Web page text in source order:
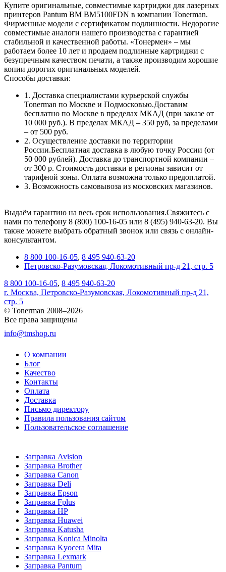
Купите оригинальные, совместимые картриджи для лазерных
принтеров Pantum BM BM5100FDN в компании Tonerman.
Фирменные модели с сертификатом подлинности. Недорогие
совместимые аналоги нашего производства с гарантией
стабильной и качественной работы. «Тонермен» – мы
работаем более 10 лет и продаем подлинные картриджи с
безупречным качеством печати, а также производим хорошие
копии дорогих оригинальных моделей.
Способы доставки:
1. Доставка специалистами курьерской службы
Tonerman по Москве и Подмосковью.Доставим
бесплатно по Москве в пределах МКАД (при заказе от
10 000 руб.). В пределах МКАД – 350 руб, за пределами
– от 500 руб.
2. Осуществление доставки по территории
России.Бесплатная доставка в любую точку России (от
50 000 рублей). Доставка до транспортной компании –
от 300 р. Стоимость доставки в регионы зависит от
тарифной зоны. Оплата возможна только предоплатой.
3. Возможность самовывоза из московских магазинов.
Выдаём гарантию на весь срок использования.Свяжитесь с
нами по телефону 8 (800) 100-16-05 или 8 (495) 940-63-20. Вы
также можете выбрать обратный звонок или связь с онлайн-
консультантом.
8 800 100-16-05, 8 495 940-63-20
Петровско-Разумовская, Локомотивный пр-д 21, стр. 5
8 800 100-16-05, 8 495 940-63-20
г. Москва, Петровско-Разумовская, Локомотивный пр-д 21,
стр. 5
© Tonerman 2008–2026
Все права защищены
info@tmshop.ru
О компании
Блог
Качество
Контакты
Оплата
Доставка
Письмо директору
Правила пользования сайтом
Пользовательское соглашение
Заправка Avision
Заправка Brother
Заправка Canon
Заправка Deli
Заправка Epson
Заправка Fplus
Заправка HP
Заправка Huawei
Заправка Katusha
Заправка Konica Minolta
Заправка Kyocera Mita
Заправка Lexmark
Заправка Pantum